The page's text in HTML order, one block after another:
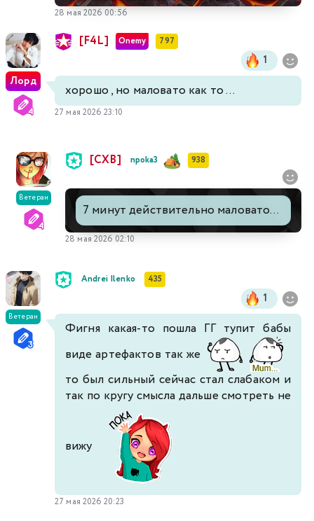
28 мая 2026 00:56
Лорд
[F4L] Onemy 797
1
хорошо , но маловато как то ...
27 мая 2026 23:10
Ветеран
[СХВ] npoka3 938
7 минут действительно маловато...
28 мая 2026 02:10
Ветеран
Andrei Ilenko 435
1
Фигня какая-то пошла ГГ тупит бабы
виде артефактов так же
то был сильный сейчас стал слабаком и
так по кругу смысла дальше смотреть не
вижу
27 мая 2026 20:23